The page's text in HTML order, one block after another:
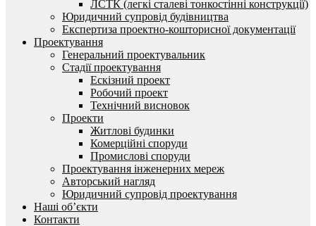
ЛСТК (легкі сталеві тонкостінні конструкції)
Юридичний супровід будівництва
Експертиза проектно-кошторисної документації
Проектування
Генеральний проектувальник
Стадії проектування
Ескізний проект
Робочий проект
Технічний висновок
Проекти
Житлові будинки
Комерційні споруди
Промислові споруди
Проектування інженерних мереж
Авторський нагляд
Юридичний супровід проектування
Наші об’єкти
Контакти